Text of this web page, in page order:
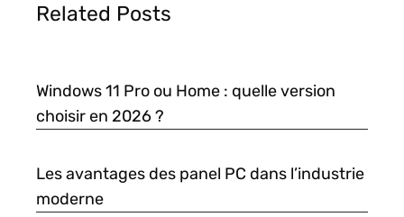
Related Posts
Windows 11 Pro ou Home : quelle version
choisir en 2026 ?
Les avantages des panel PC dans l’industrie
moderne